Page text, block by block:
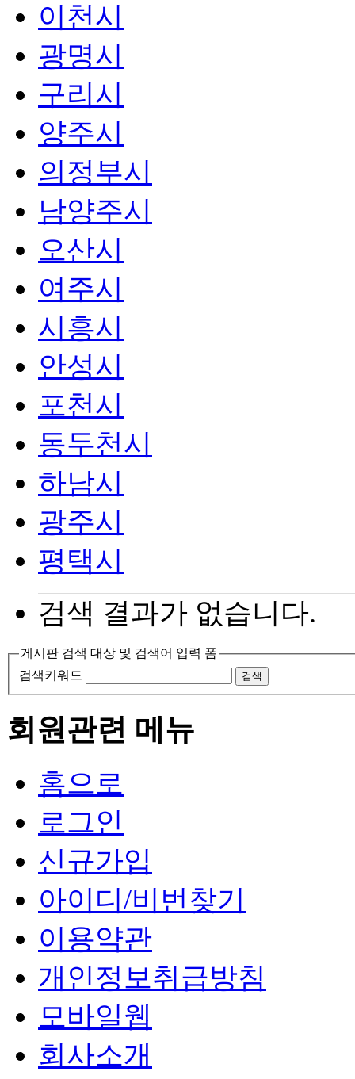
이천시
광명시
구리시
양주시
의정부시
남양주시
오산시
여주시
시흥시
안성시
포천시
동두천시
하남시
광주시
평택시
검색 결과가 없습니다.
게시판 검색 대상 및 검색어 입력 폼
검색키워드
검색
회원관련 메뉴
홈으로
로그인
신규가입
아이디/비번찾기
이용약관
개인정보취급방침
모바일웹
회사소개